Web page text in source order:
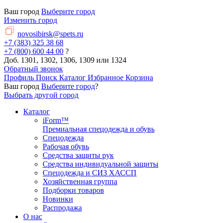
Ваш город Выберите город
Изменить город
novosibirsk@spets.ru
+7 (383) 325 38 68
+7 (800) 600 44 00 ?
Доб. 1301, 1302, 1306, 1309 или 1324
Обратный звонок
Профиль Поиск Каталог Избранное Корзина
Ваш город Выберите город?
Выбрать другой город
Каталог
iForm™
Премиальная спецодежда и обувь
Спецодежда
Рабочая обувь
Средства защиты рук
Средства индивидуальной защиты
Спецодежда и СИЗ ХАССП
Хозяйственная группа
Подборки товаров
Новинки
Распродажа
О нас